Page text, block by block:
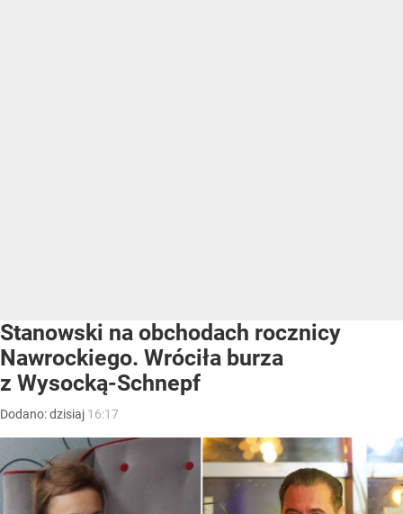
Stanowski na obchodach rocznicy
Nawrockiego. Wróciła burza
z Wysocką-Schnepf
Dodano:dzisiaj 16:17